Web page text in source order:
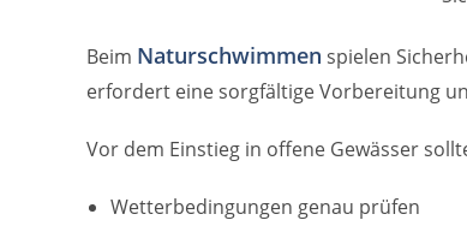
Beim Naturschwimmen spielen
erfordert eine sorgfältige Vorbereitung
Vor dem Einstieg in offene Gewässer
Wetterbedingungen genau prüfen